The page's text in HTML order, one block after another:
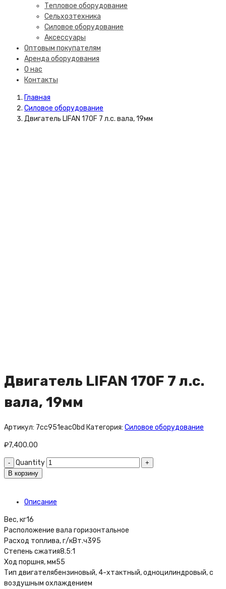
Тепловое оборудование
Сельхозтехника
Силовое оборудование
Аксессуары
Оптовым покупателям
Аренда оборудования
О нас
Контакты
Главная
Силовое оборудование
Двигатель LIFAN 170F 7 л.с. вала, 19мм
Двигатель LIFAN 170F 7 л.с.
вала, 19мм
Артикул: 7cc951eac0bd Категория: Силовое оборудование
₽7,400.00
Quantity
В корзину
Описание
Вес, кг16
Расположение вала горизонтальное
Расход топлива, г/кВт.ч395
Степень сжатия8.5:1
Ход поршня, мм55
Тип двигателябензиновый, 4-хтактный, одноцилиндровый, с
воздушным охлаждением